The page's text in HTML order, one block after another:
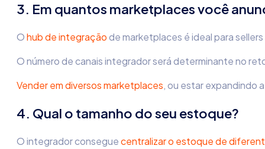
3. Em quantos marketplaces você
Ohubde integraçãode marketplaces é ideal para
O número de canais integrador será determinante no
Vender em diversos marketplaces, ou estar expandindo
4. Qual o tamanho do seu estoque?
O integrador conseguecentralizar o estoque de